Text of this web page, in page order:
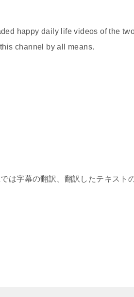
happy daily life videos of the
channel by all means.
は字幕の翻訳、翻訳したテキスト